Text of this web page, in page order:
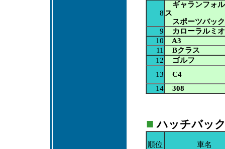
8
ギャランフォ
ス
スポーツバック
9
カローラルミ
10
A3
11
Bクラス
12
ゴルフ
13
C4
14
308
■ ハッチバッ
順位 車名